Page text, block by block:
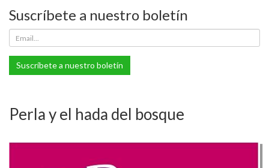
Suscríbete a nuestro boletín
Suscríbete a nuestro boletín
Perla y el hada del bosque